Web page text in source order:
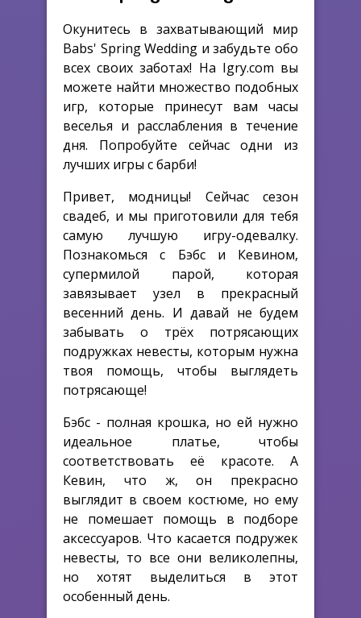
Окунитесь в захватывающий мир
Babs' Spring Wedding и забудьте обо
всех своих заботах! На Igry.com вы
можете найти множество подобных
игр, которые принесут вам часы
веселья и расслабления в течение
дня. Попробуйте сейчас одни из
лучших игры с барби!
Привет, модницы! Сейчас сезон
свадеб, и мы приготовили для тебя
самую лучшую игру-одевалку.
Познакомься с Бэбс и Кевином,
супермилой парой, которая
завязывает узел в прекрасный
весенний день. И давай не будем
забывать о трёх потрясающих
подружках невесты, которым нужна
твоя помощь, чтобы выглядеть
потрясающе!
Бэбс - полная крошка, но ей нужно
идеальное платье, чтобы
соответствовать её красоте. А
Кевин, что ж, он прекрасно
выглядит в своем костюме, но ему
не помешает помощь в подборе
аксессуаров. Что касается подружек
невесты, то все они великолепны,
но хотят выделиться в этот
особенный день.